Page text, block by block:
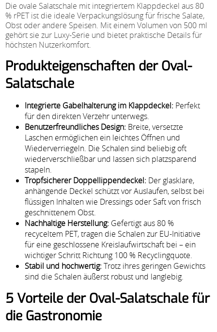
Die ovale Salatschale mit integriertem Klappdeckel aus 80
% rPET ist die ideale Verpackungslösung für frische Salate,
Obst oder andere Speisen. Mit einem Volumen von 500 ml
gehört sie zur Luxy-Serie und bietet praktische Details für
höchsten Nutzerkomfort.
Produkteigenschaften der Oval-
Salatschale
Integrierte Gabelhalterung im Klappdeckel: Perfekt
für den direkten Verzehr unterwegs.
Benutzerfreundliches Design: Breite, versetzte
Laschen ermöglichen ein leichtes Öffnen und
Wiederverriegeln. Die Schalen sind beliebig oft
wiederverschließbar und lassen sich platzsparend
stapeln.
Tropfsicherer Doppellippendeckel: Der glasklare,
anhängende Deckel schützt vor Auslaufen, selbst bei
flüssigen Inhalten wie Dressings oder Saft von frisch
geschnittenem Obst.
Nachhaltige Herstellung: Gefertigt aus 80 %
recyceltem PET, tragen die Schalen zur EU-Initiative
für eine geschlossene Kreislaufwirtschaft bei – ein
wichtiger Schritt Richtung 100 % Recyclingquote.
Stabil und hochwertig: Trotz ihres geringen Gewichts
sind die Schalen äußerst robust und langlebig.
5 Vorteile der Oval-Salatschale für
die Gastronomie